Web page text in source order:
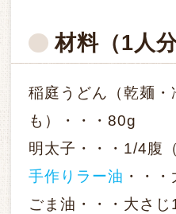
TEXT
材料 （1人
稲庭うどん（乾麺
も）・・・80g
明太子・・・1/4腹
手作りラー油 ・・
ごま油・・・大さじ